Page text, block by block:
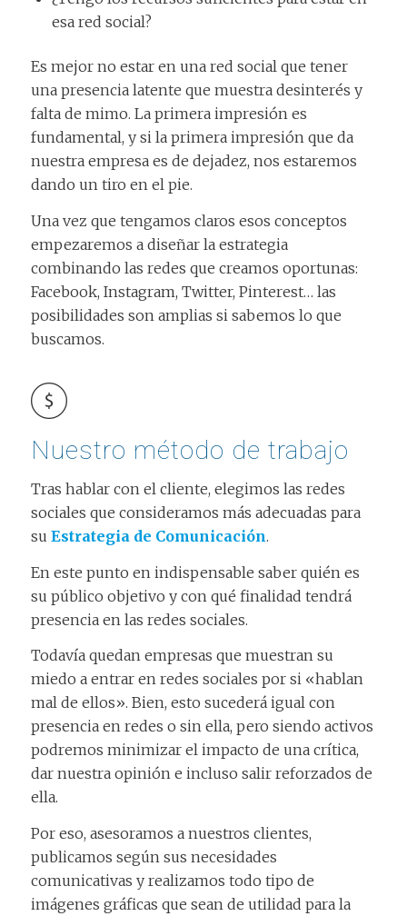
esa red social?
Es mejor no estar en una red social que tener
una presencia latente que muestra desinterés y
falta de mimo. La primera impresión es
fundamental, y si la primera impresión que da
nuestra empresa es de dejadez, nos estaremos
dando un tiro en el pie.
Una vez que tengamos claros esos conceptos
empezaremos a diseñar la estrategia
combinando las redes que creamos oportunas:
Facebook, Instagram, Twitter, Pinterest… las
posibilidades son amplias si sabemos lo que
buscamos.
Nuestro método de trabajo
Tras hablar con el cliente, elegimos las redes
sociales que consideramos más adecuadas para
su Estrategia de Comunicación.
En este punto en indispensable saber quién es
su público objetivo y con qué finalidad tendrá
presencia en las redes sociales.
Todavía quedan empresas que muestran su
miedo a entrar en redes sociales por si «hablan
mal de ellos». Bien, esto sucederá igual con
presencia en redes o sin ella, pero siendo activos
podremos minimizar el impacto de una crítica,
dar nuestra opinión e incluso salir reforzados de
ella.
Por eso, asesoramos a nuestros clientes,
publicamos según sus necesidades
comunicativas y realizamos todo tipo de
imágenes gráficas que sean de utilidad para la